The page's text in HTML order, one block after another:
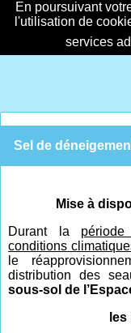
En poursuivant
l'utilisation de
services
Sel de
Mise à
Durant la période
conditions
le
distribution des
sous-sol de